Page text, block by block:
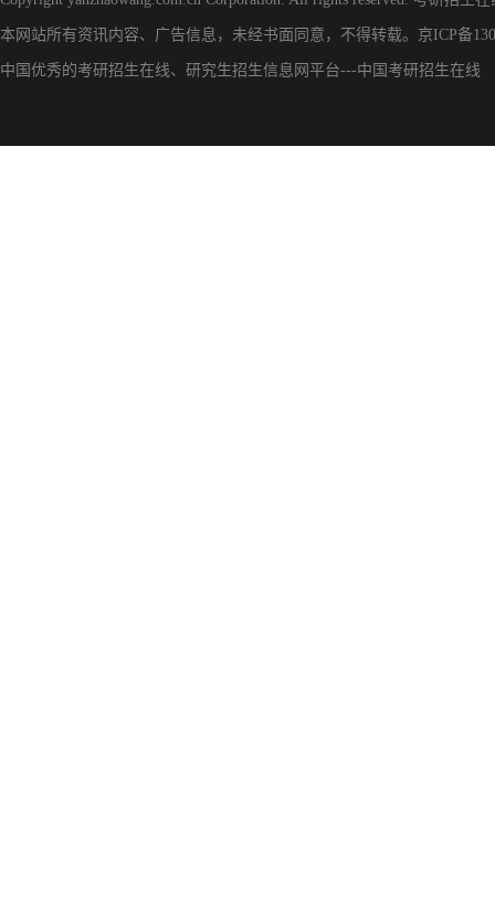
本网站所有资讯内容、广告信息，未经书面同意，不得转载。 京ICP备
中国优秀的考研招生在线、 研究生招生信息网 平台---中国考研招生在线